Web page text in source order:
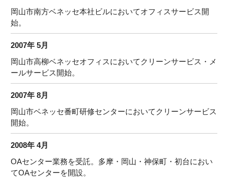
岡山市南方ベネッセ本社ビルにおいてオフィスサービス開
始。
2007年 5月
岡山市高柳ベネッセオフィスにおいてクリーンサービス・メ
ールサービス開始。
2007年 8月
岡山市ベネッセ番町研修センターにおいてクリーンサービス
開始。
2008年 4月
OAセンター業務を受託。多摩・岡山・神保町・初台におい
てOAセンターを開設。